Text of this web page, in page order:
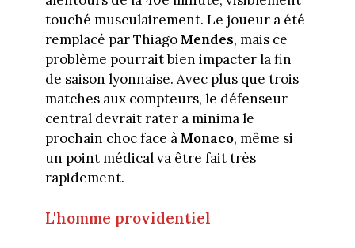
touché musculairement. Le joueur a été
remplacé par ThiagoMendes, mais ce
problème pourrait bien impacter la fin
de saison lyonnaise. Avec plus que trois
matches aux compteurs, le défenseur
central devrait rater a minima le
prochain choc face àMonaco, même si
un point médical va être fait très
rapidement.
L'homme providentiel